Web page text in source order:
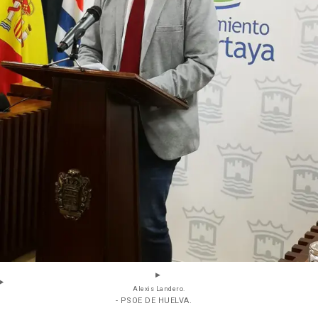
Alexis Landero.
- PSOE DE HUELVA.